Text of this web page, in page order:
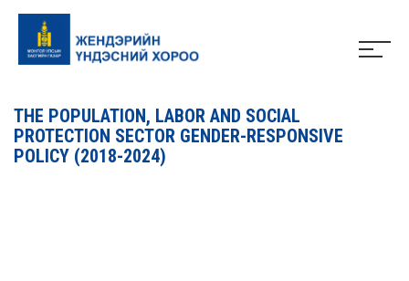
THE POPULATION, LABOR AND SOCIAL
PROTECTION SECTOR GENDER-RESPONSIVE
POLICY (2018-2024)